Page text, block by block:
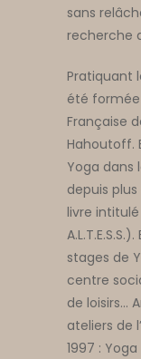
sans
recherche
Pratiquant
été formée
Française
Hahoutoff.
Yoga dans
depuis
livre intitulé
stages de
centre
de loisirs…
ateliers de
1997 :